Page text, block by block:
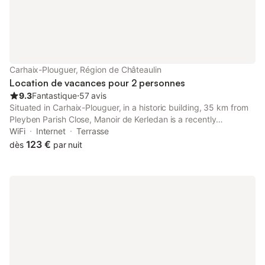
réseaux de transport.
Carhaix-Plouguer, Région de Châteaulin
Location de vacances pour 2 personnes
9.3Fantastique⋅57 avis
Situated in Carhaix-Plouguer, in a historic building, 35 km from
Pleyben Parish Close, Manoir de Kerledan is a recently
renovated bed and breakfast with a garden and shared lounge.
WiFi Internet
Terrasse
dès 123 € par nuit